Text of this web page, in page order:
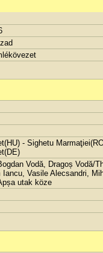
- Sighetu
Vodă, Dragoș Vodă/
Iancu, Vasile Alecsandri,
utak köze